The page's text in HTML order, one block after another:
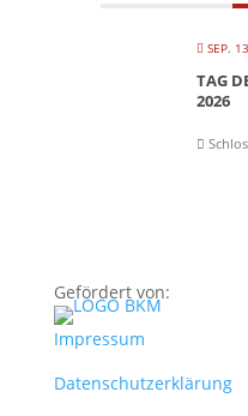
SEP.
TAG
2026
Gefördert von:
Impressum
Datenschutzerklärung